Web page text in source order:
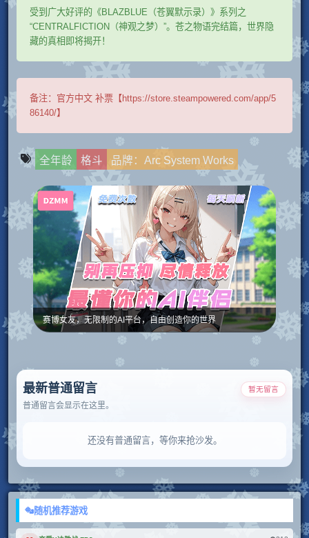
受到广大好评的《BLAZBLUE（苍翼默示录）》系列之
“CENTRALFICTION（神观之梦）”。苍之物语完结篇，世界隐
藏的真相即将揭开！
备注： 官方中文 补票【https://store.steampowered.com/app/5
86140/】
全年龄 格斗 品牌：Arc System Works
赛博女友，无限制的AI平台，自由创造你的世界
最新普通留言
普通留言会显示在这里。
暂无留言
还没有普通留言，等你来抢沙发。
随机推荐游戏